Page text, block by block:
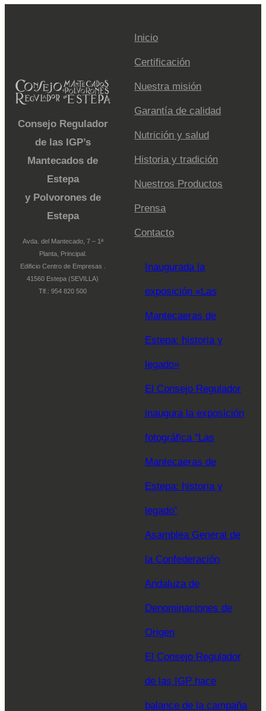
Consejo Regulador
de las IGP’s
Mantecados de
Estepa
y Polvorones de
Estepa
Avda. del Mantecado, 7 – 1ª
Planta, Principal.
Edificio Centro de Empresas .
41560 Estepa (SEVILLA)
Tlf.: 954 820 500
Inicio
Certificación
Nuestra misión
Garantía de calidad
Nutrición y salud
Historia y tradición
Nuestros Productos
Prensa
Contacto
Inaugurada la
exposición «Las
Mantecaeras de
Estepa: historia y
legado»
El Consejo Regulador
inaugura la exposición
fotográfica “Las
Mantecaeras de
Estepa: historia y
legado”
Asamblea General de
la Confederación
Andaluza de
Denominaciones de
Origen
El Consejo Regulador
de las IGP hace
balance de la campaña